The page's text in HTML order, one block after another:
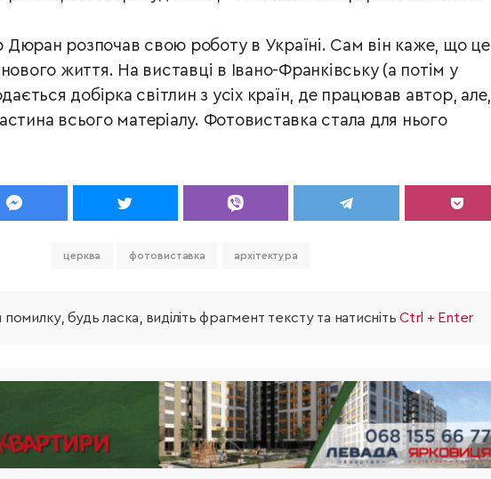
розпочав свою роботу в Україні. Сам він каже, що це
життя. На виставці в Івано-Франківську (а потім у
добірка світлин з усіх країн, де працював автор, але,
всього матеріалу. Фотовиставка стала для нього
церква фотовиставка архітектура
будь ласка, виділіть фрагмент тексту та натиснітьCtrl + Enter